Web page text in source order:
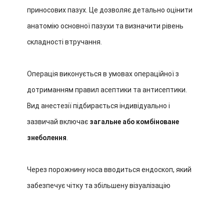
приносових пазух. Це дозволяє детально оцінити
анатомію основної пазухи та визначити рівень
складності втручання.
Операція виконується в умовах операційної з
дотриманням правил асептики та антисептики.
Вид анестезії підбирається індивідуально і
зазвичай включає загальне або комбіноване
знеболення
Через порожнину носа вводиться ендоскоп, який
забезпечує чітку та збільшену візуалізацію